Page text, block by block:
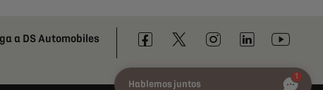
a DS Automobiles
Hablemos juntos
1